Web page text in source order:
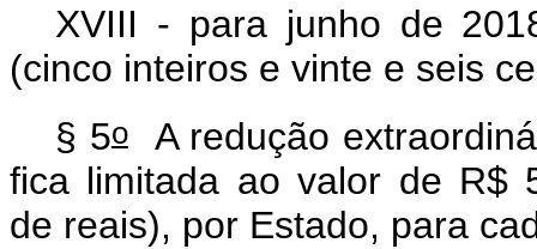
XVIII - para junho de
(cinco inteiros e vinte e seis
§ 5oA redução
fica limitada ao valor de R$
de reais), por Estado, para